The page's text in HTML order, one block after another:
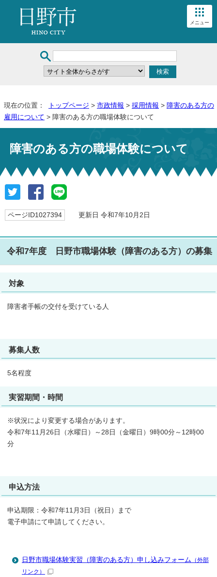
メニュー
現在の位置： トップページ > 市政情報 > 採用情報 > 障害のある方の
雇用について > 障害のある方の職場体験について
障害のある方の職場体験について
ページID1027394 更新日 令和7年10月2日
令和7年度 日野市職場体験（障害のある方）の募集
対象
障害者手帳の交付を受けている人
募集人数
5名程度
実習期間・時間
※状況により変更する場合があります。
令和7年11月26日（水曜日）～28日（金曜日）9時00分～12時00
分
申込方法
申込期限：令和7年11月3日（祝日）まで
電子申請にて申請してください。
日野市職場体験実習（障害のある方）申し込みフォーム （外部
リンク）